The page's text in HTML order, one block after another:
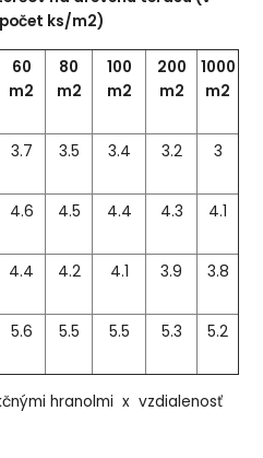
ks/m2)
60
m2
80
m2
100
m2
200
m2
1000
m2
3.7 3.5 3.4 3.2 3
4.6 4.5 4.4 4.3 4.1
4.4 4.2 4.1 3.9 3.8
5.6 5.5 5.5 5.3 5.2
hranolmi x vzdialenosť